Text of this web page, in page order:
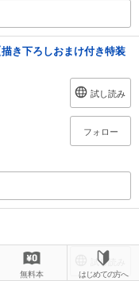
き下ろしおまけ付き特装
試し読み
フォロー
試し読み
無料本 はじめての方へ